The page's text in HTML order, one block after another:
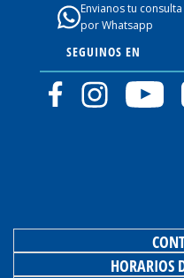
Envianos tu consulta
por Whatsapp
SEGUINOS EN
HORARIOS